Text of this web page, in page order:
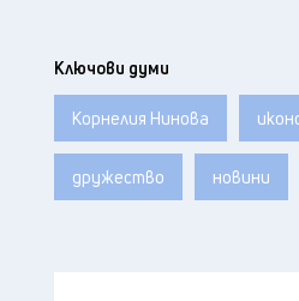
Ключови думи
Корнелия Нинова
дружество новини